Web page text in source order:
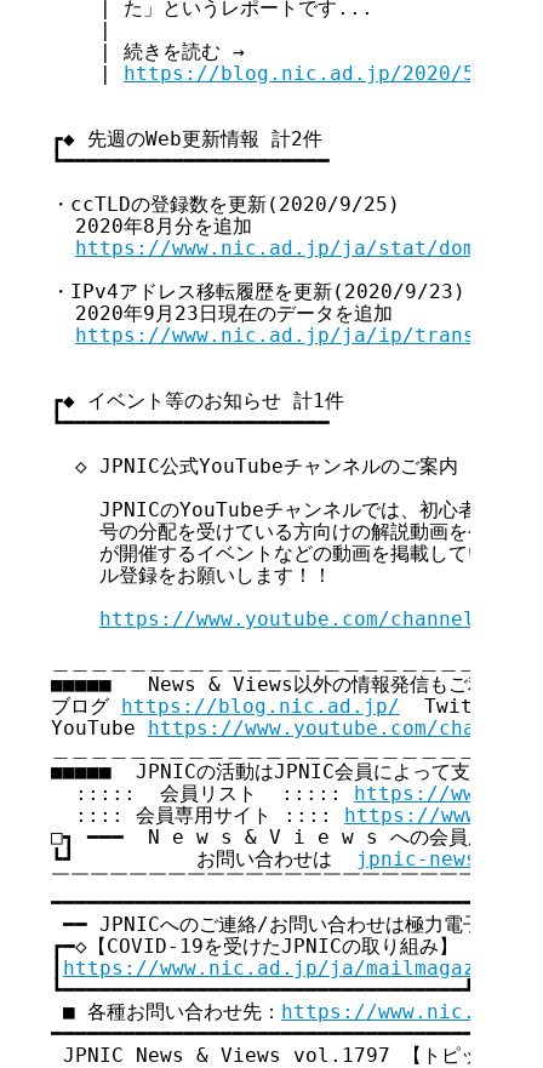
    | た」というレポートです...
    |
    | 続きを読む →
    |
https://blog.nic.ad.jp/2020/5110/
┏◆ 先週のWeb更新情報 計2件
┗━━━━━━━━━━━━━━━━━━━━━━
・ccTLDの登録数を更新(2020/9/25)
  2020年8月分を追加
https://www.nic.ad.jp/ja/stat/dom/
・IPv4アドレス移転履歴を更新(2020/9/23)
  2020年9月23日現在のデータを追加
https://www.nic.ad.jp/ja/ip/transfer/
┏◆ イベント等のお知らせ 計1件
┗━━━━━━━━━━━━━━━━━━━━━━
  ◇ JPNIC公式YouTubeチャンネルのご案内 ◇
JPNICのYouTubeチャンネルでは、初心者向け学
号の分配を受けている方向けの解説動画を公開し
が開催するイベントなどの動画を掲載していきま
    ル登録をお願いします！！
https://www.youtube.com/channel/
■■■■■   News & Views以外の情報発信もご利用く
ブログ https://blog.nic.ad.jp/
  Twitter
YouTube https://www.youtube.com/channel/
■■■■■  JPNICの活動はJPNIC会員によって支えら
  :::::  会員リスト  :::::
https://
  :::: 会員専用サイト ::::
https://
□┓ ━━━  N e w s & V i e w s への会員広告無料
┗┛          お問い合わせは
jpnic-
￣￣￣￣￣￣￣￣￣￣￣￣￣￣￣￣￣￣￣￣￣￣￣￣
━━━━━━━━━━━━━━━━━━━━━━━━━━━━━━━━━━━
━━ JPNICへのご連絡/お問い合わせは極力電子メー
┏━◇【COVID-19を受けたJPNICの取り組み】
https://www.nic.ad.jp/ja/mailmagazine/
┗━━━━━━━━━━━━━━━━━━━━━━━━━━━━━━━━━┛
■ 各種お問い合わせ先： https://
━━━━━━━━━━━━━━━━━━━━━━━━━━━━━━━━━━━
JPNIC News & Views vol.1797 【トピックス号